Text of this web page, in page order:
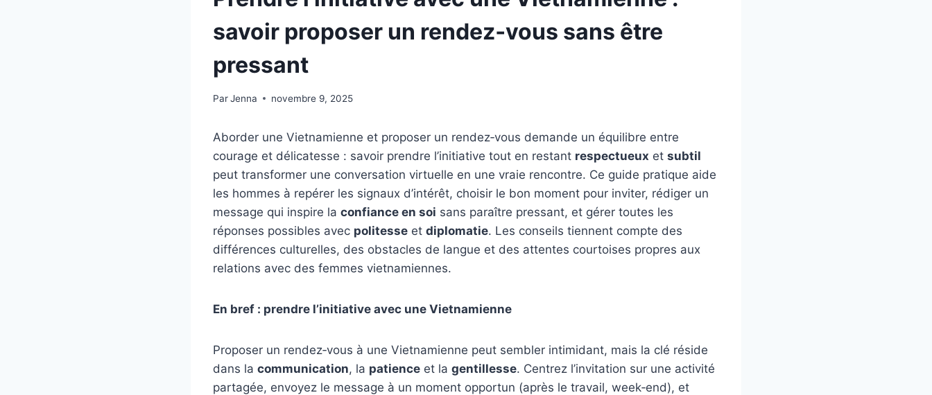
savoir proposer un rendez‑vous sans être
pressant
ParJenna novembre 9, 2025
Aborder une Vietnamienne et proposer un rendez‑vous demande un équilibre entre
courage et délicatesse : savoir prendre l’initiative tout en restant respectueux et subtil
peut transformer une conversation virtuelle en une vraie rencontre. Ce guide pratique aide
les hommes à repérer les signaux d’intérêt, choisir le bon moment pour inviter, rédiger un
message qui inspire la confiance en soi sans paraître pressant, et gérer toutes les
réponses possibles avec politesse et diplomatie. Les conseils tiennent compte des
différences culturelles, des obstacles de langue et des attentes courtoises propres aux
relations avec des femmes vietnamiennes.
En bref : prendre l’initiative avec une Vietnamienne
Proposer un rendez‑vous à une Vietnamienne peut sembler intimidant, mais la clé réside
dans la communication, la patience et la gentillesse. Centrez l’invitation sur une activité
partagée, envoyez le message à un moment opportun (après le travail, week‑end), et